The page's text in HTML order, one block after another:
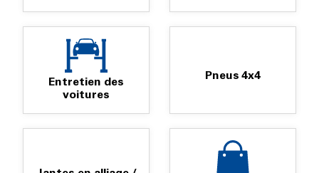
Entretien des
voitures
Pneus 4x4